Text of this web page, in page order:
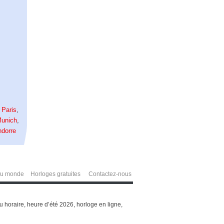
Paris,
,
monde Horloges gratuites Contactez-nous
heure d’été 2026, horloge en ligne,